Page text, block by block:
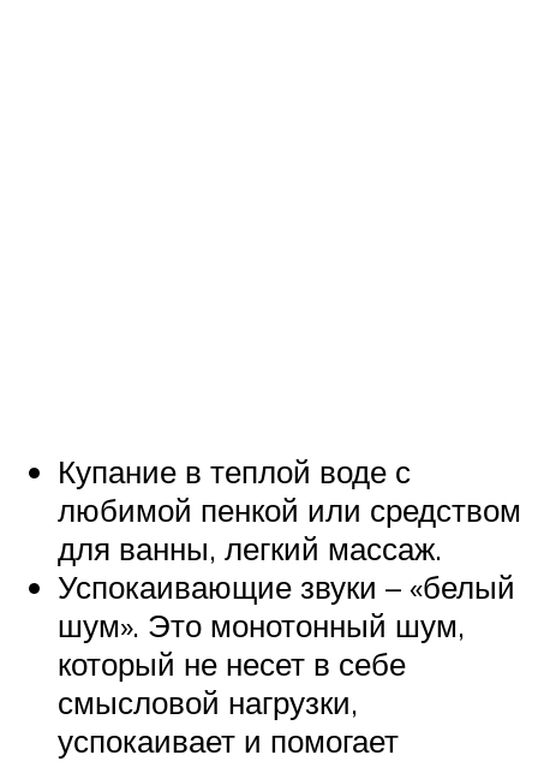
Купание в теплой воде с
любимой пенкой или средством
для ванны, легкий массаж.
Успокаивающие звуки – «белый
шум». Это монотонный шум,
который не несет в себе
смысловой нагрузки,
успокаивает и помогает